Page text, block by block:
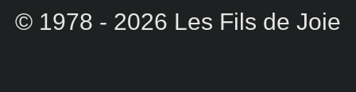
© 1978 - 2026 Les Fils de Joie